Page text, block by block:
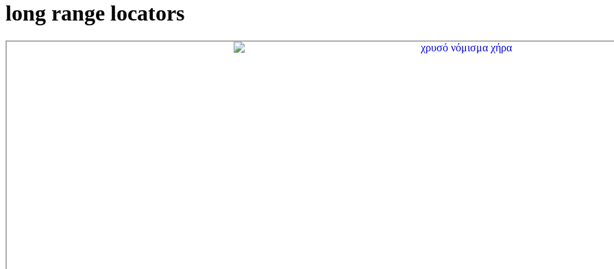
long range locators